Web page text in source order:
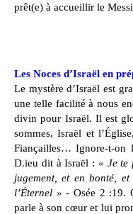
prêt(e) à accueillir le
Les Noces d’Israël en
Le mystère d’Israël est
une telle facilité à nous
divin pour Israël. Il est
sommes, Israël et
Fiançailles… Ignore-t-on
D.ieu dit à Israël : « Je te
jugement, et en bonté,
l’Éternel » - Osée 2 :19.
parle à son cœur et lui